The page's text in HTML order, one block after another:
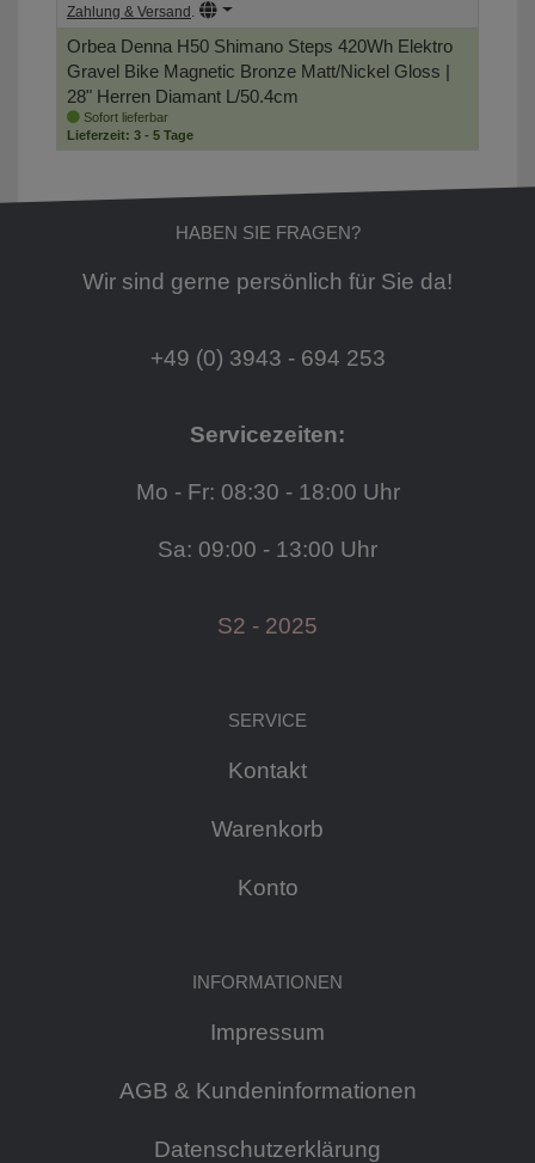
Zahlung & Versand .
Orbea Denna H50 Shimano Steps 420Wh Elektro
Gravel Bike Magnetic Bronze Matt/Nickel Gloss |
28" Herren Diamant L/50.4cm
Sofort lieferbar
Lieferzeit: 3 - 5 Tage
HABEN SIE FRAGEN?
Wir sind gerne persönlich für Sie da!
+49 (0) 3943 - 694 253
Servicezeiten:
Mo - Fr: 08:30 - 18:00 Uhr
Sa: 09:00 - 13:00 Uhr
S2 - 2025
SERVICE
Kontakt
Warenkorb
Konto
INFORMATIONEN
Impressum
AGB & Kundeninformationen
Datenschutzerklärung